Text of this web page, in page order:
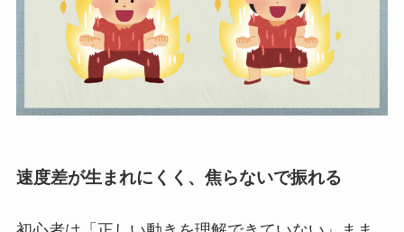
速度差が生まれにくく、焦らないで振れる